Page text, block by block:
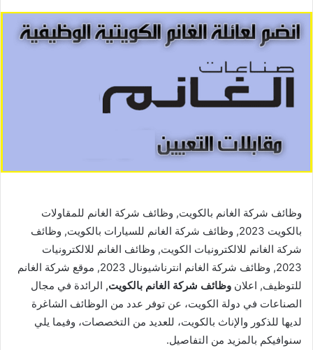
وظائف شركة الغانم بالكويت, وظائف شركة الغانم للمقاولات
بالكويت 2023, وظائف شركة الغانم للسيارات بالكويت, وظائف
شركة الغانم للالكترونيات الكويت, وظائف الغانم للالكترونيات
2023, وظائف شركة الغانم انترناشيونال 2023, موقع شركة الغانم
للتوظيف, اعلان وظائف شركة الغانم بالكويت, الرائدة في مجال
الصناعات في دولة الكويت، عن توفر عدد من الوظائف الشاغرة
لديها للذكور والإناث بالكويت، للعديد من التخصصات، وفيما يلي
سنوافيكم بالمزيد من التفاصيل.